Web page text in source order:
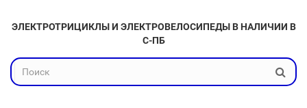
ЭЛЕКТРОТРИЦИКЛЫ И ЭЛЕКТРОВЕЛОСИПЕДЫ В НАЛИЧИИ В
С-ПБ